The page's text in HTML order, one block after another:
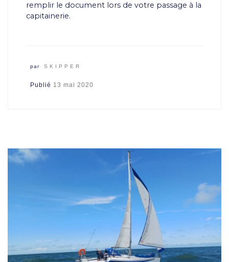
remplir le document lors de votre passage à la
capitainerie.
par SKIPPER
Publié 13 mai 2020